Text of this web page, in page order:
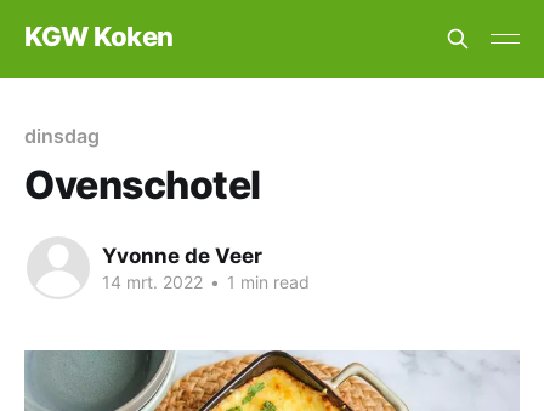
KGW Koken
dinsdag
Ovenschotel
Yvonne de Veer
14 mrt. 2022 • 1 min read